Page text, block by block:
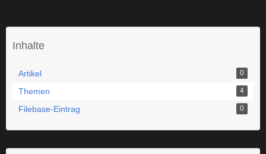
Inhalte
Artikel 0
Themen 4
Filebase-Eintrag 0